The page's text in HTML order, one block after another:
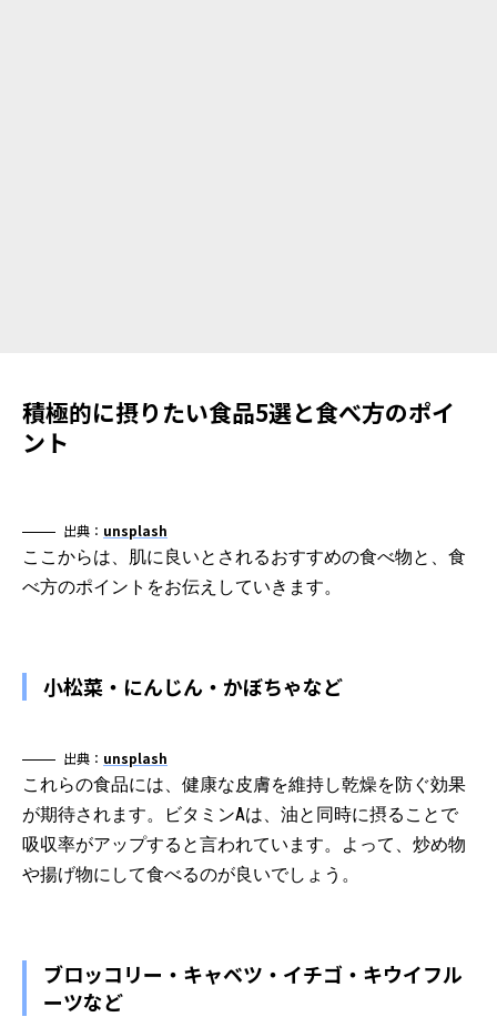
積極的に摂りたい食品5選と食べ方のポイ
ント
出典： unsplash
ここからは、肌に良いとされるおすすめの食べ物と、食
べ方のポイントをお伝えしていきます。
小松菜・にんじん・かぼちゃなど
出典： unsplash
これらの食品には、健康な皮膚を維持し乾燥を防ぐ効果
が期待されます。ビタミンAは、油と同時に摂ることで
吸収率がアップすると言われています。よって、炒め物
や揚げ物にして食べるのが良いでしょう。
ブロッコリー・キャベツ・イチゴ・キウイフル
ーツなど